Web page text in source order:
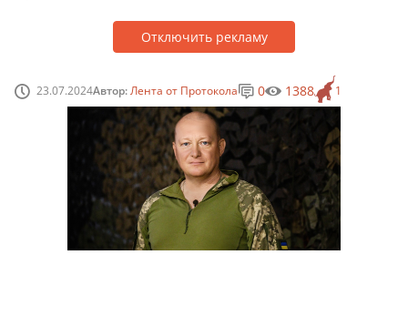
Отключить рекламу
23.07.2024Автор:Лента от Протокола 1
0 1388